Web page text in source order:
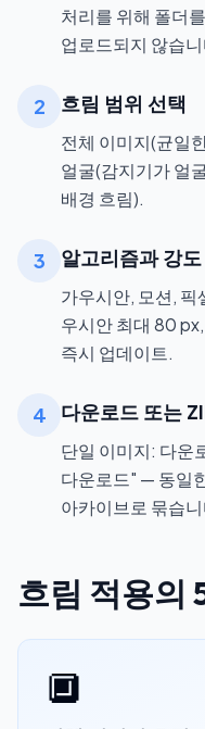
처리를 위해 폴더
업로드되지 않습
2 흐림 범위 선택
전체 이미지(균일
얼굴(감지기가 얼
배경 흐림).
3 알고리즘과 강도
가우시안, 모션,
우시안 최대 80
즉시 업데이트.
4 다운로드 또는
단일 이미지: 다운
다운로드" — 동일
아카이브로 묶습
흐림 적용의
🔲